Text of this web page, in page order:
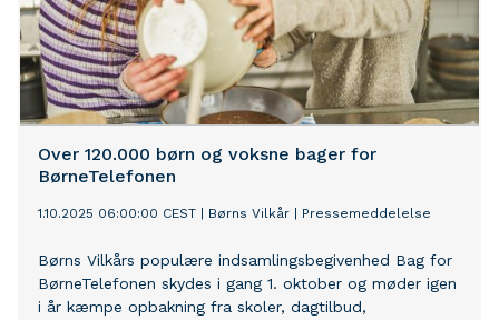
Over 120.000 børn og voksne bager for
BørneTelefonen
1.10.2025 06:00:00 CEST Børns Vilkår Pressemeddelelse
Børns Vilkårs populære indsamlingsbegivenhed Bag for
BørneTelefonen skydes i gang 1. oktober og møder igen
i år kæmpe opbakning fra skoler, dagtilbud,